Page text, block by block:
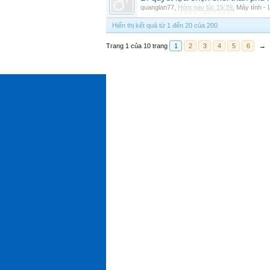
quanglan77 Hôm nay lúc 15:39 Máy tính -
Hiển thị kết quả từ 1 đến 20 của 200
Trang 1 của 10 trang 1 2 3 4 5 6 →